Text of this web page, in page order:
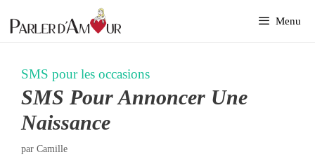
au
Menu
SMS pour les occasions
SMS Pour Annoncer Une
Naissance
par Camille